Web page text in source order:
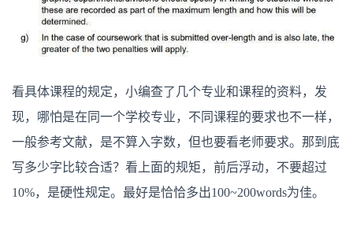
看具体课程的规定，小编查了几个专业和课程的资料，发
现，哪怕是在同一个学校专业，不同课程的要求也不一样，
一般参考文献，是不算入字数，但也要看老师要求。那到底
写多少字比较合适？看上面的规矩，前后浮动，不要超过
10%，是硬性规定。最好是恰恰多出100~200words为佳。